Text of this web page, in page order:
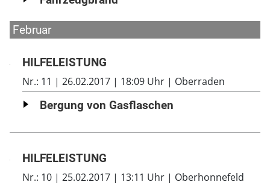
Februar
HILFELEISTUNG
Nr.: 11 26.02.2017 18:09 Uhr Oberraden
Bergung von Gasflaschen
HILFELEISTUNG
Nr.: 10 25.02.2017 13:11 Uhr Oberhonnefeld